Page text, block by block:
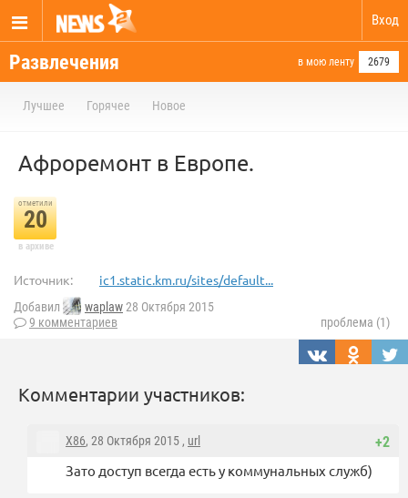
Вход
Развлечения в мою ленту 2679
Лучшее Горячее Новое
Афроремонт в Европе.
отметили
20
в архиве
Источник: ic1.static.km.ru/sites/default...
Добавил waplaw28 Октября 2015
9 комментариев
проблема (1)
Комментарии участников:
+2
X86, 28 Октября 2015 , url
Зато доступ всегда есть у коммунальных служб)